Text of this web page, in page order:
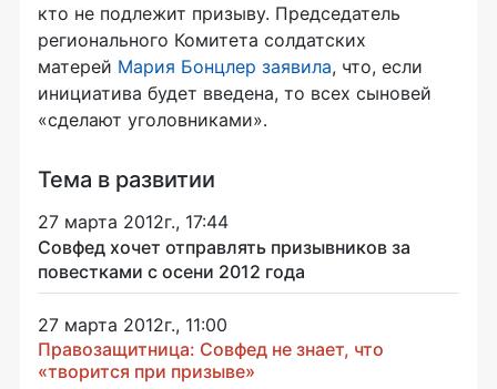
кто не подлежит призыву. Председатель
регионального Комитета солдатских
матерей Мария Бонцлер заявила, что, если
инициатива будет введена, то всех сыновей
«сделают уголовниками».
Тема в развитии
27 марта 2012г., 17:44
Совфед хочет отправлять призывников за
повестками с осени 2012 года
27 марта 2012г., 11:00
Правозащитница: Совфед не знает, что
«творится при призыве»